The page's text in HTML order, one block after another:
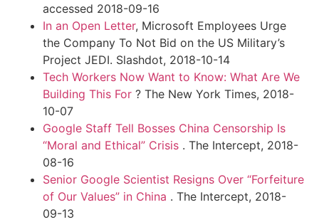
accessed 2018-09-16
In an Open Letter, Microsoft Employees Urge
the Company To Not Bid on the US Military’s
Project JEDI. Slashdot, 2018-10-14
Tech Workers Now Want to Know: What Are We
Building This For ? The New York Times, 2018-
10-07
Google Staff Tell Bosses China Censorship Is
“Moral and Ethical” Crisis . The Intercept, 2018-
08-16
Senior Google Scientist Resigns Over “Forfeiture
of Our Values” in China . The Intercept, 2018-
09-13